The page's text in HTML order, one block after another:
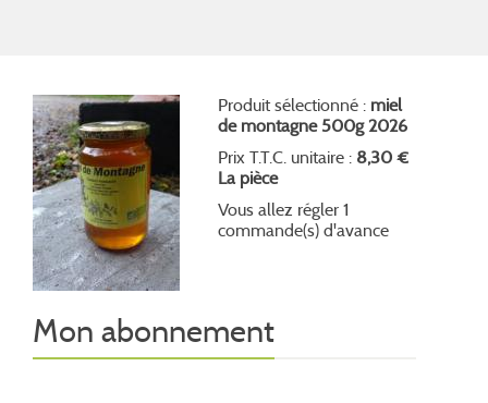
Produit sélectionné : miel
de montagne 500g 2026
Prix T.T.C. unitaire : 8,30 €
La pièce
Vous allez régler 1
commande(s) d'avance
Mon abonnement